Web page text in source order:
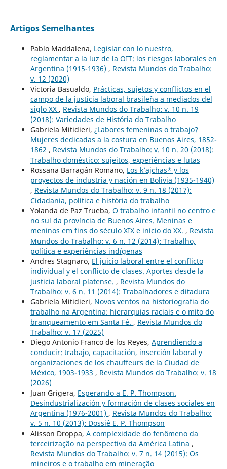
Artigos Semelhantes
Pablo Maddalena, Legislar con lo nuestro,
reglamentar a la luz de la OIT: los riesgos laborales en
Argentina (1915-1936) , Revista Mundos do Trabalho:
v. 12 (2020)
Victoria Basualdo, Prácticas, sujetos y conflictos en el
campo de la justicia laboral brasileña a mediados del
siglo XX , Revista Mundos do Trabalho: v. 10 n. 19
(2018): Variedades de História do Trabalho
Gabriela Mitidieri, ¿Labores femeninas o trabajo?
Mujeres dedicadas a la costura en Buenos Aires, 1852-
1862 , Revista Mundos do Trabalho: v. 10 n. 20 (2018):
Trabalho doméstico: sujeitos, experiências e lutas
Rossana Barragán Romano, Los k’ajchas* y los
proyectos de industria y nación en Bolivia (1935-1940)
, Revista Mundos do Trabalho: v. 9 n. 18 (2017):
Cidadania, política e história do trabalho
Yolanda de Paz Trueba, O trabalho infantil no centro e
no sul da província de Buenos Aires. Meninas e
meninos em fins do século XIX e início do XX. , Revista
Mundos do Trabalho: v. 6 n. 12 (2014): Trabalho,
política e experiências indígenas
Andres Stagnaro, El juicio laboral entre el conflicto
individual y el conflicto de clases. Aportes desde la
justicia laboral platense. , Revista Mundos do
Trabalho: v. 6 n. 11 (2014): Trabalhadores e ditadura
Gabriela Mitidieri, Novos ventos na historiografia do
trabalho na Argentina: hierarquias raciais e o mito do
branqueamento em Santa Fé. , Revista Mundos do
Trabalho: v. 17 (2025)
Diego Antonio Franco de los Reyes, Aprendiendo a
conducir: trabajo, capacitación, inserción laboral y
organizaciones de los chauffeurs de la Ciudad de
México, 1903-1933 , Revista Mundos do Trabalho: v. 18
(2026)
Juan Grigera, Esperando a E. P. Thompson.
Desindustrialización y formación de clases sociales en
Argentina (1976-2001) , Revista Mundos do Trabalho:
v. 5 n. 10 (2013): Dossiê E. P. Thompson
Alisson Droppa, A complexidade do fenômeno da
terceirização na perspectiva da América Latina ,
Revista Mundos do Trabalho: v. 7 n. 14 (2015): Os
mineiros e o trabalho em mineração